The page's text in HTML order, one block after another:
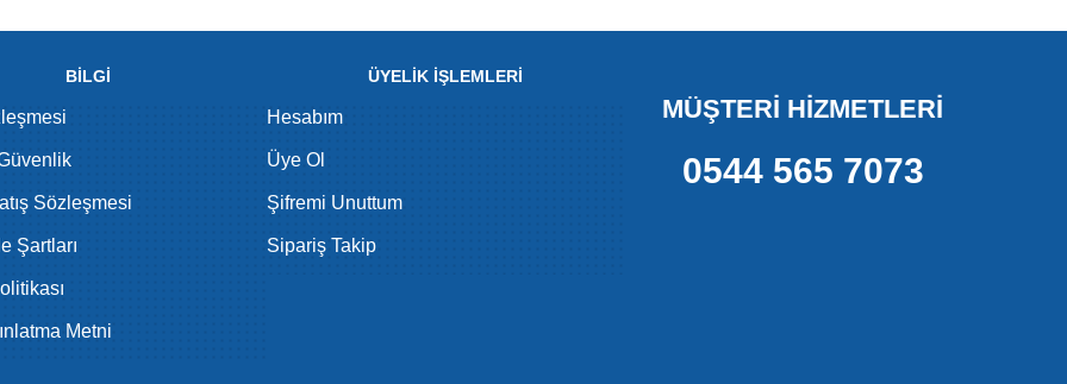
BİLGİ
Sözleşmesi
Şartları
Metni
ÜYELİK İŞLEMLERİ
Hesabım
Üye Ol
Şifremi Unuttum
Sipariş Takip
MÜŞTERİ HİZMETLERİ
0544 565 7073